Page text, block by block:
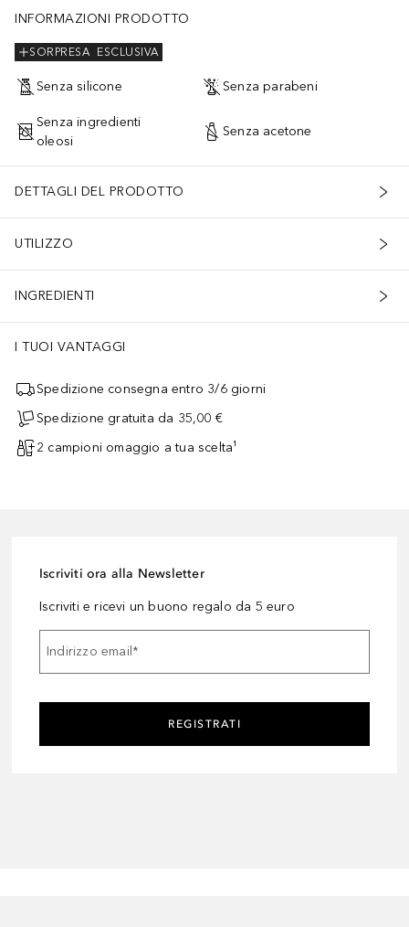
INFORMAZIONI PRODOTTO
ESCLUSIVA
SORPRESA
Senza silicone Senza parabeni
Senza ingredienti
oleosi
Senza acetone
DETTAGLI DEL PRODOTTO
UTILIZZO
INGREDIENTI
I TUOI VANTAGGI
Spedizione consegna entro 3/6 giorni
Spedizione gratuita da 35,00 €
2 campioni omaggio a tua scelta¹
Iscriviti ora alla Newsletter
Iscriviti e ricevi un buono regalo da 5 euro
Indirizzo email*
REGISTRATI